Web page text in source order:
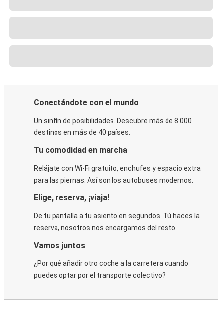
Conectándote con el mundo
Un sinfín de posibilidades. Descubre más de 8.000
destinos en más de 40 países.
Tu comodidad en marcha
Relájate con Wi-Fi gratuito, enchufes y espacio extra
para las piernas. Así son los autobuses modernos.
Elige, reserva, ¡viaja!
De tu pantalla a tu asiento en segundos. Tú haces la
reserva, nosotros nos encargamos del resto.
Vamos juntos
¿Por qué añadir otro coche a la carretera cuando
puedes optar por el transporte colectivo?